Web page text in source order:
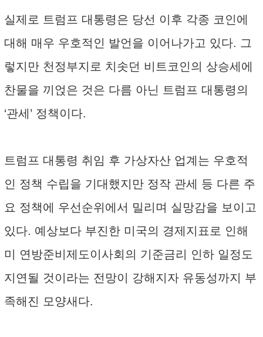
실제로 트럼프 대통령은 당선 이후 각종 코인에
대해 매우 우호적인 발언을 이어나가고 있다. 그
렇지만 천정부지로 치솟던 비트코인의 상승세에
찬물을 끼얹은 것은 다름 아닌 트럼프 대통령의
‘관세’ 정책이다.
트럼프 대통령 취임 후 가상자산 업계는 우호적
인 정책 수립을 기대했지만 정작 관세 등 다른 주
요 정책에 우선순위에서 밀리며 실망감을 보이고
있다. 예상보다 부진한 미국의 경제지표로 인해
미 연방준비제도이사회의 기준금리 인하 일정도
지연될 것이라는 전망이 강해지자 유동성까지 부
족해진 모양새다.